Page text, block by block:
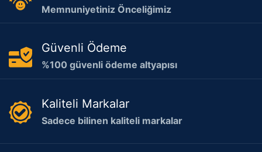
Memnuniyetiniz Önceliğimiz
Güvenli Ödeme
%100 güvenli ödeme altyapısı
Kaliteli Markalar
Sadece bilinen kaliteli markalar